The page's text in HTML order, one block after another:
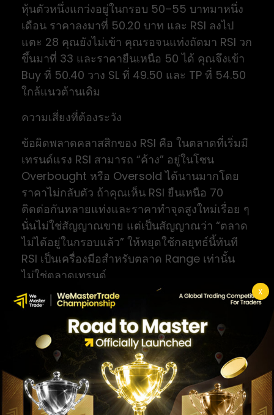
X
หุ้นตัวหนึ่งแกว่งอยู่ในกรอบ 50–55 บาทมาหนึ่ง
เดือน ราคาลงมาที่ 50.20 บาท และ RSI ลงไป
แตะ 28 คุณยังไม่เข้า คุณรอจนแท่งถัดมา RSI วก
ขึ้นมาที่ 33 และราคายืนเหนือ 50 ได้ คุณจึงเข้า
Buy ที่ 50.40 วาง SL ที่ 49.50 และ TP ที่ 54.50
ใกล้แนวต้านเดิม
ความเสี่ยงที่ต้องระวัง
ข้อผิดพลาดคลาสสิกของ RSI คือ ในตลาดที่เริ่มมี
เทรนด์แรง RSI สามารถ “ค้าง” อยู่ในโซน
Overbought หรือ Oversold ได้นานมากโดย
ราคาไม่กลับตัว ถ้าคุณเห็น RSI ยืนเหนือ 70
ติดต่อกันหลายแท่งและราคาทำจุดสูงใหม่เรื่อย ๆ
นั่นไม่ใช่สัญญาณขาย แต่เป็นสัญญาณว่า “ตลาด
ไม่ได้อยู่ในกรอบแล้ว” ให้หยุดใช้กลยุทธ์นี้ทันที
RSI เป็นเครื่องมือสำหรับตลาด Range เท่านั้น
ไม่ใช่ตลาดเทรนด์
กลยุทธ์ที่ 3: Bollinger Bands
Bounce (เด้งระหว่างขอบแบน
ด์)